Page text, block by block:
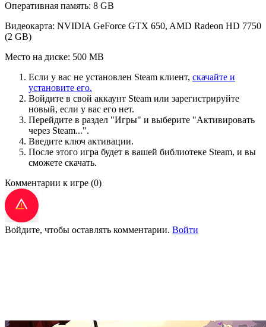
Оперативная память: 8 GB
Видеокарта: NVIDIA GeForce GTX 650, AMD Radeon HD 7750
(2 GB)
Место на диске: 500 MB
Если у вас не установлен Steam клиент, скачайте и
установите его.
Войдите в свой аккаунт Steam или зарегистрируйте
новый, если у вас его нет.
Перейдите в раздел "Игры" и выберите "Активировать
через Steam...".
Введите ключ активации.
После этого игра будет в вашей библиотеке Steam, и вы
сможете скачать.
Комментарии к игре (0)
Войдите, чтобы оставлять комментарии. Войти